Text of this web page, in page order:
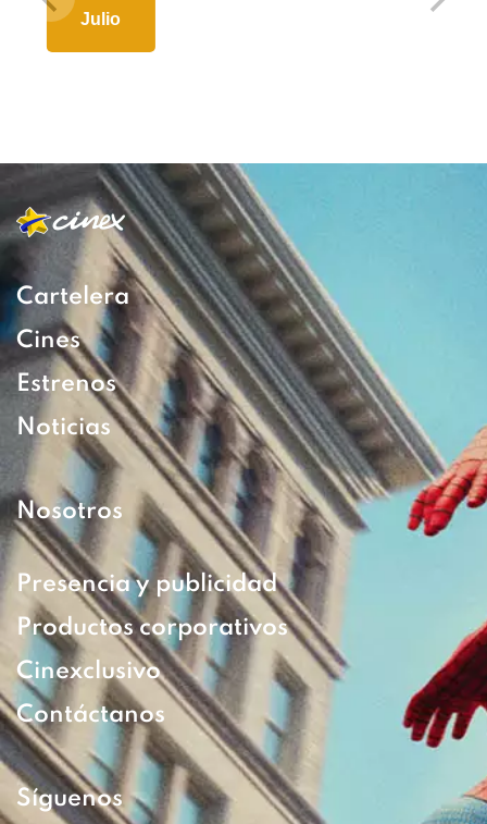
Julio
Cartelera
Cines
Estrenos
Noticias
Nosotros
Presencia y publicidad
Productos corporativos
Cinexclusivo
Contáctanos
Síguenos